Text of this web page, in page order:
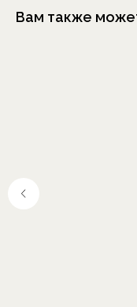
Вам также
+7 (985) 837 88 80